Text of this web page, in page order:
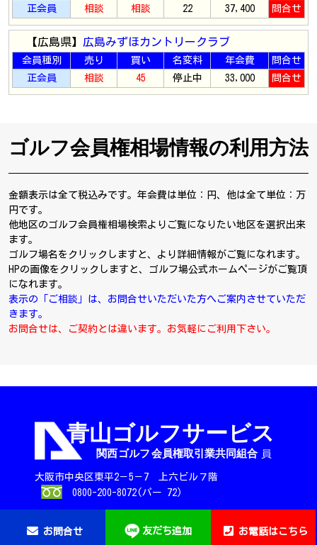
正会員
相談 相談 22 37,400 問合せ
【広島県】 広島みずほカントリークラブ
会員種別 売り 買い 名変料 年会費
問合せ
正会員
相談 45 停止中 33,000 問合せ
ゴルフ会員権相場情報の利用方法
金額表示は全て税込みです。年会費は単位：円、他は全て単位：万
円です。
他地区のゴルフ会員権相場検索よりご覧になりたい地区を選択出来
ます。
ゴルフ場名をクリックしますと、より詳細情報がご覧になれます。
HPの画像をクリックしますと、ゴルフ場公式ホームページがご覧頂
になれます。
表示の「ご相談」は、お問合せいただいた方へご案内させていただ
きます。
お問合せは、ご契約とは違います。お気軽にご利用下さい。
お問合せ 友だち追加 お電話はこちら
大阪市中央区東平2－5－7 上六ビル７階
0800-200-8072(パー 72)